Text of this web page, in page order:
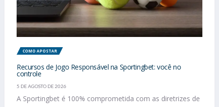
COMO APOSTAR
Recursos de Jogo Responsável na Sportingbet: você no
controle
5 DE AGOSTO DE 2026
A Sportingbet é 100% comprometida com as diretrizes de